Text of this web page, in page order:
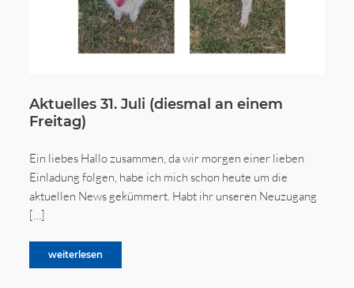
Aktuelles 31. Juli (diesmal an einem
Freitag)
Ein liebes Hallo zusammen, da wir morgen einer lieben
Einladung folgen, habe ich mich schon heute um die
aktuellen News gekümmert. Habt ihr unseren Neuzugang
[…]
weiterlesen